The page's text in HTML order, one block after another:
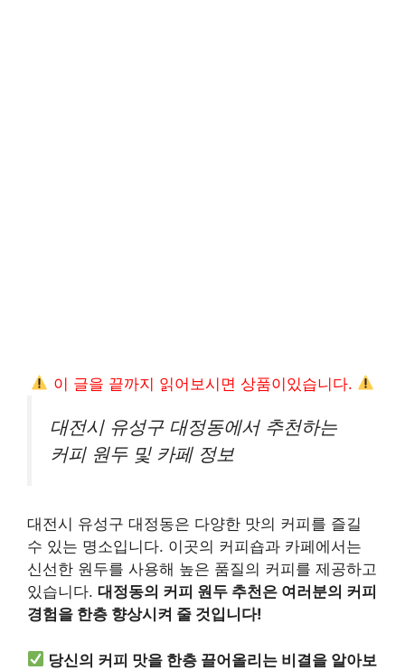
이 글을 끝까지 읽어보시면 상품이있습니다.
대전시 유성구 대정동에서 추천하는
커피 원두 및 카페 정보
대전시 유성구 대정동은 다양한 맛의 커피를 즐길
수 있는 명소입니다. 이곳의 커피숍과 카페에서는
신선한 원두를 사용해 높은 품질의 커피를 제공하고
있습니다. 대정동의 커피 원두 추천은 여러분의 커피
경험을 한층 향상시켜 줄 것입니다!
당신의 커피 맛을 한층 끌어올리는 비결을 알아보